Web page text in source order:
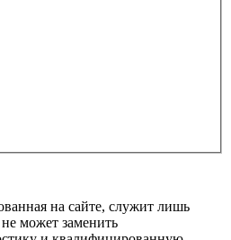
на сайте, служит лишь
может заменить